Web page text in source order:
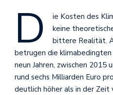
D
ie Kosten des
keine
bittere Realität.
betrugen die
neun Jahren, zwischen 2015
rund sechs Milliarden Euro
deutlich höher als in der Zeit